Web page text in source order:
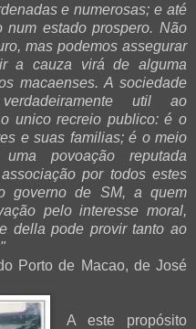
e numerosas; e até
num estado prospero. Não
mas podemos assegurar
a cauza virá de alguma
macaenses. A sociedade
util ao
unico recreio publico: é o
e suas familias; é o meio
povoação reputada
por todos estes
governo de SM, a quem
pelo interesse moral,
della pode provir tanto ao
Porto de Macao, de José
A este propósito